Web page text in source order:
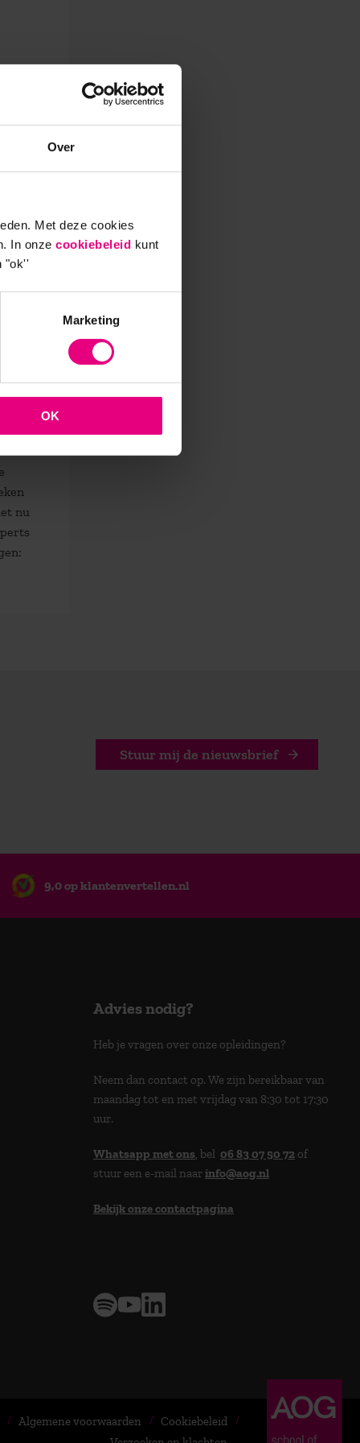
Over
Met deze cookies
In onze cookiebeleid kunt
"ok''
Marketing
OK
nu
Stuur mij de nieuwsbrief
9,0 op klantenvertellen.nl
Advies nodig?
Heb je vragen over onze opleidingen?
Neem dan contact op. We zijn bereikbaar van
maandag tot en met vrijdag van 8:30 tot 17:30
uur.
Whatsapp met ons, bel 06 83 07 50 72 of
stuur een e-mail naarinfo@aog.nl
Bekijk onze contactpagina
Algemene voorwaarden
Cookiebeleid